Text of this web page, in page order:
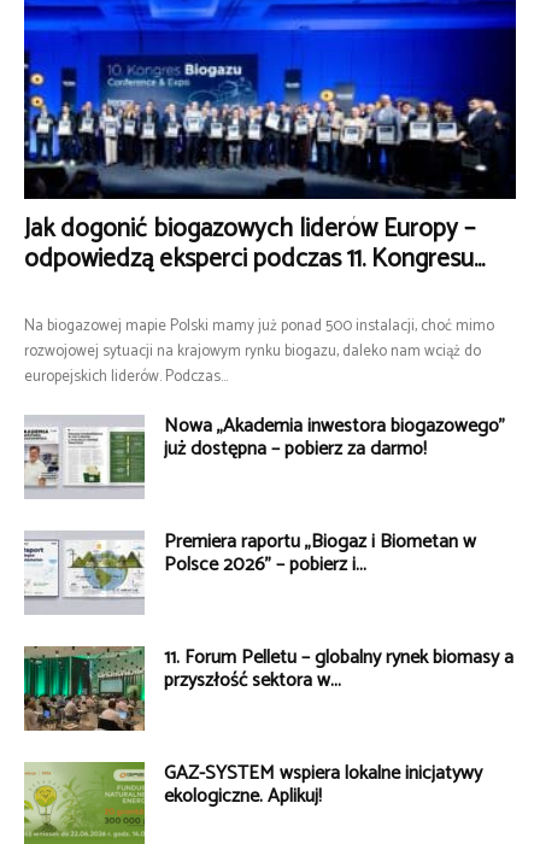
Jak dogonić biogazowych liderów Europy –
odpowiedzą eksperci podczas 11. Kongresu...
Na biogazowej mapie Polski mamy już ponad 500 instalacji, choć mimo
rozwojowej sytuacji na krajowym rynku biogazu, daleko nam wciąż do
europejskich liderów. Podczas...
Nowa „Akademia inwestora biogazowego”
już dostępna – pobierz za darmo!
Premiera raportu „Biogaz i Biometan w
Polsce 2026” – pobierz i...
11. Forum Pelletu – globalny rynek biomasy a
przyszłość sektora w...
GAZ-SYSTEM wspiera lokalne inicjatywy
ekologiczne. Aplikuj!